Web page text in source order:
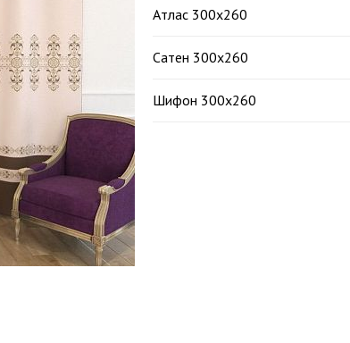
Атлас 300х260
Сатен 300х260
Шифон 300х260